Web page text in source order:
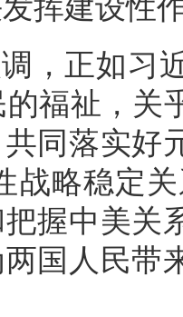
挥建设性
，正如习
的福祉，关
同落实好
战略稳定
握中美关
国人民带